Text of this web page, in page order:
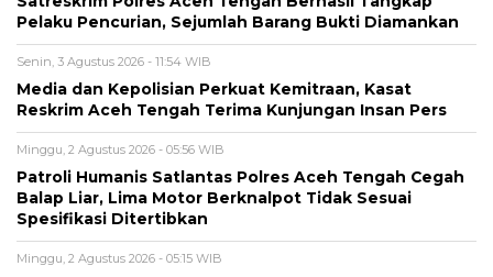
Pelaku Pencurian, Sejumlah Barang Bukti Diamankan
Senin, 3 Agustus 2026 - 11:54 WIB
Media dan Kepolisian Perkuat Kemitraan, Kasat
Reskrim Aceh Tengah Terima Kunjungan Insan Pers
Minggu, 2 Agustus 2026 - 05:56 WIB
Patroli Humanis Satlantas Polres Aceh Tengah Cegah
Balap Liar, Lima Motor Berknalpot Tidak Sesuai
Spesifikasi Ditertibkan
Minggu, 2 Agustus 2026 - 05:15 WIB